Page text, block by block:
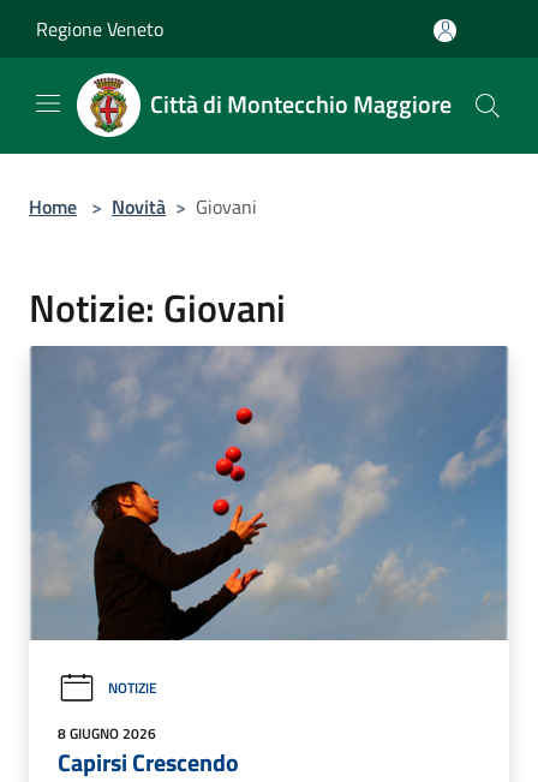
Regione Veneto
Città di Montecchio Maggiore
Home > Novità > Giovani
Notizie: Giovani
NOTIZIE
8 GIUGNO 2026
Capirsi Crescendo